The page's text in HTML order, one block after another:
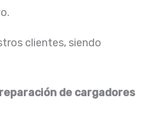
clientes, siendo
reparación de cargadores